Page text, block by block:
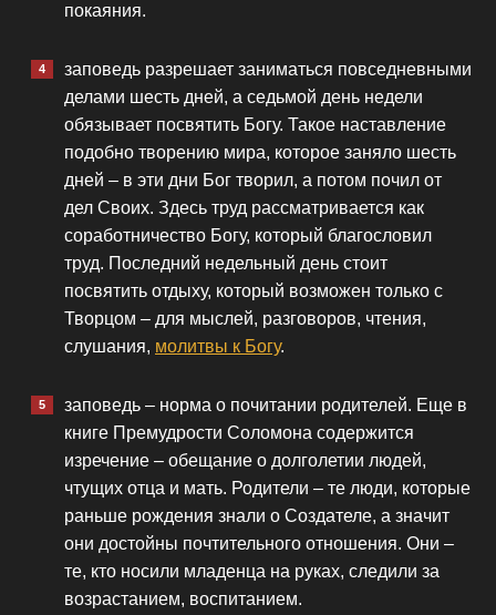
покаяния.
заповедь разрешает заниматься повседневными
делами шесть дней, а седьмой день недели
обязывает посвятить Богу. Такое наставление
подобно творению мира, которое заняло шесть
дней – в эти дни Бог творил, а потом почил от
дел Своих. Здесь труд рассматривается как
соработничество Богу, который благословил
труд. Последний недельный день стоит
посвятить отдыху, который возможен только с
Творцом – для мыслей, разговоров, чтения,
слушания, молитвы к Богу.
заповедь – норма о почитании родителей. Еще в
книге Премудрости Соломона содержится
изречение – обещание о долголетии людей,
чтущих отца и мать. Родители – те люди, которые
раньше рождения знали о Создателе, а значит
они достойны почтительного отношения. Они –
те, кто носили младенца на руках, следили за
возрастанием, воспитанием.